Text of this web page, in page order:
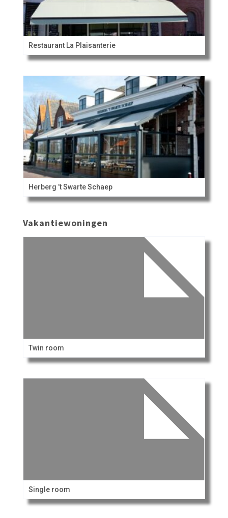
Restaurant La Plaisanterie
Herberg ’t Swarte Schaep
Vakantiewoningen
Twin room
Single room